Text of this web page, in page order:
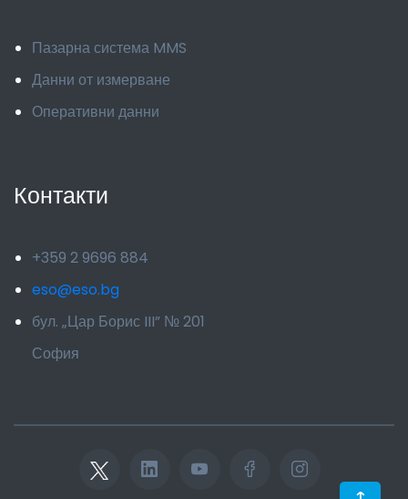
Пазарна система MMS
Данни от измерване
Оперативни данни
Контакти
+359 2 9696 884
eso@eso.bg
бул. „Цар Борис III” № 201
София